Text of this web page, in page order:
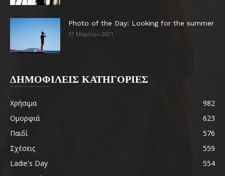
Photo of the Day: Looking for the summer
31 Μαρτίου 2021
ΔΗΜΟΦΙΛΕΙΣ ΚΑΤΗΓΟΡΙΕΣ
Χρήσιμα
982
Ομορφιά
623
Παιδί
576
Σχέσεις
559
Ladie's Day
554